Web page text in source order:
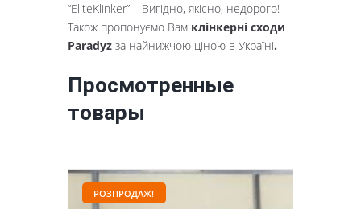
“EliteKlinker” – Вигідно, якісно, ​​недорого!
Також пропонуємо Вам клінкерні сходи
Paradyz за найнижчою ціною в Україні.
Просмотренные
товары
РОЗПРОДАЖ!